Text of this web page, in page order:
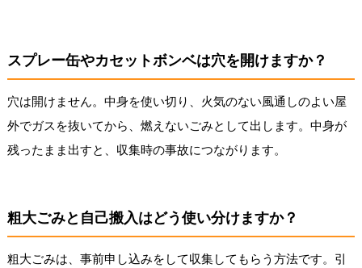
スプレー缶やカセットボンベは穴を開けますか？
穴は開けません。中身を使い切り、火気のない風通しのよい屋
外でガスを抜いてから、燃えないごみとして出します。中身が
残ったまま出すと、収集時の事故につながります。
粗大ごみと自己搬入はどう使い分けますか？
粗大ごみは、事前申し込みをして収集してもらう方法です。引